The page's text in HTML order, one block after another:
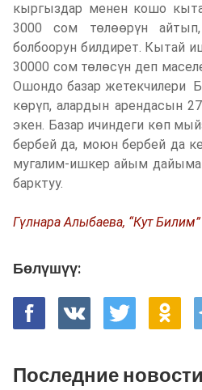
кыргыздар менен кошо
3000 сом төлөөрүн
болбоорун билдирет. Кытай
30000 сом төлөсүн деп
Ошондо базар жетекчилери
көрүп, алардын арендасын
экен. Базар ичиндеги көп
бербей да, моюн бербей да
мугалим-ишкер айым
барктуу.
Гүлнара Алыбаева, “Кут Билим”
Бөлүшүү:
Последние новости